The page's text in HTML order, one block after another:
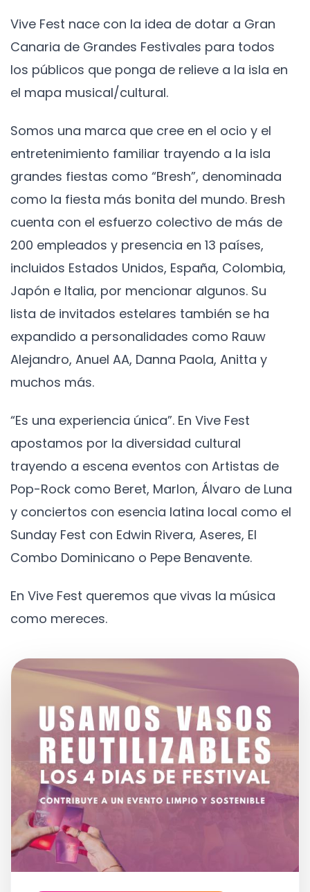
Vive Fest nace con la idea de dotar a Gran
Canaria de Grandes Festivales para todos
los públicos que ponga de relieve a la isla en
el mapa musical/cultural.
Somos una marca que cree en el ocio y el
entretenimiento familiar trayendo a la isla
grandes fiestas como “Bresh”, denominada
como la fiesta más bonita del mundo. Bresh
cuenta con el esfuerzo colectivo de más de
200 empleados y presencia en 13 países,
incluidos Estados Unidos, España, Colombia,
Japón e Italia, por mencionar algunos. Su
lista de invitados estelares también se ha
expandido a personalidades como Rauw
Alejandro, Anuel AA, Danna Paola, Anitta y
muchos más.
“Es una experiencia única”. En Vive Fest
apostamos por la diversidad cultural
trayendo a escena eventos con Artistas de
Pop-Rock como Beret, Marlon, Álvaro de Luna
y conciertos con esencia latina local como el
Sunday Fest con Edwin Rivera, Aseres, El
Combo Dominicano o Pepe Benavente.
En Vive Fest queremos que vivas la música
como mereces.